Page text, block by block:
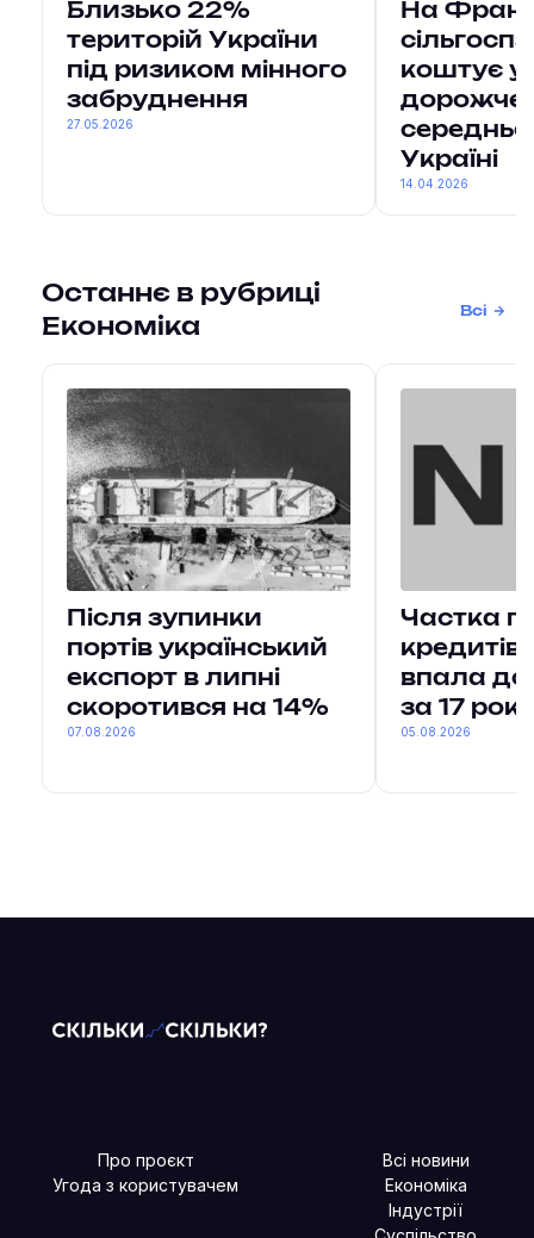
Близько 22%
територій України
під ризиком мінного
забруднення
27.05.2026
На
коштує у
дорожче
Україні
14.04.2026
Останнє в рубриці
Економіка
Всі
Після зупинки
портів український
експорт в липні
скоротився на 14%
07.08.2026
Частка
кредитів
впала до
за 17
05.08.2026
Про проєкт
Угода з користувачем
Всі новини
Економіка
Індустрії